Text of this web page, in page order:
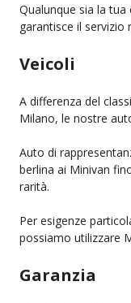
Qualunque sia la tua
garantisce il servizio
Veicoli
A differenza del
Milano, le nostre
Auto di
berlina ai Minivan
rarità.
Per esigenze
possiamo utilizzare
Garanzia